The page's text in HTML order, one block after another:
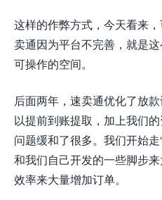
这样的作弊方式，今天看来
卖通因为平台不完善，就是
可操作的空间。
后面两年，速卖通优化了放
以提前到账提取，加上我们
问题缓和了很多。我们开始
和我们自己开发的一些脚步
效率来大量增加订单。